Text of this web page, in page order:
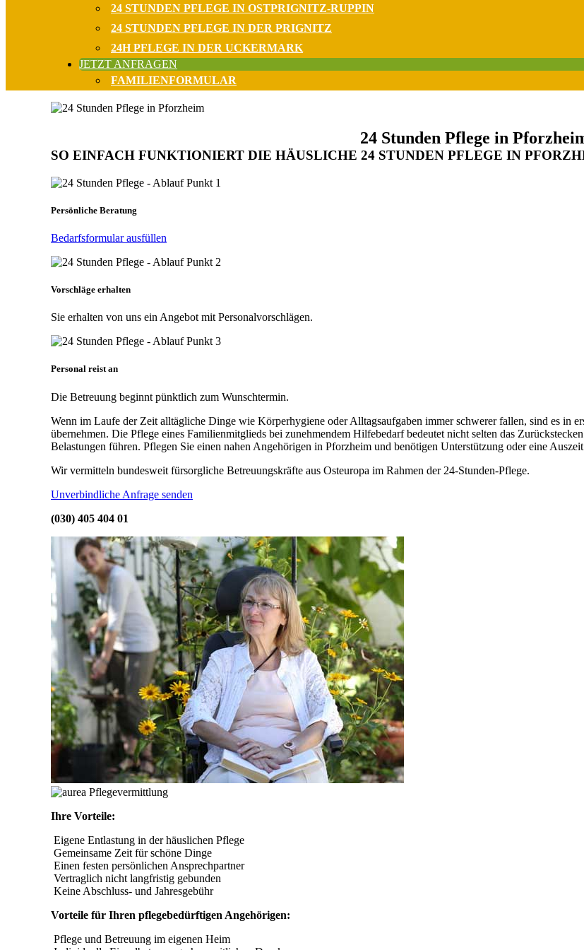
24 STUNDEN PFLEGE IN OSTPRIGNITZ-RUPPIN
24 STUNDEN PFLEGE IN DER PRIGNITZ
24H PFLEGE IN DER UCKERMARK
JETZT ANFRAGEN
FAMILIENFORMULAR
24 Stunden Pflege in
SO EINFACH FUNKTIONIERT DIE HÄUSLICHE 24 STUNDEN PFLEGE IN
Persönliche Beratung
Bedarfsformular ausfüllen
Vorschläge erhalten
Sie erhalten von uns ein Angebot mit Personalvorschlägen.
Personal reist an
Die Betreuung beginnt pünktlich zum Wunschtermin.
Wenn im Laufe der Zeit alltägliche Dinge wie Körperhygiene oder Alltagsaufgaben immer schwerer fallen, sind es in
übernehmen. Die Pflege eines Familienmitglieds bei zunehmendem Hilfebedarf bedeutet nicht selten das
Belastungen führen. Pflegen Sie einen nahen Angehörigen in Pforzheim und benötigen Unterstützung oder eine
Wir vermitteln bundesweit fürsorgliche Betreuungskräfte aus Osteuropa im Rahmen der 24-Stunden-Pflege.
Unverbindliche Anfrage senden
(030) 405 404 01
Ihre Vorteile:
Eigene Entlastung in der häuslichen Pflege
Gemeinsame Zeit für schöne Dinge
Einen festen persönlichen Ansprechpartner
Vertraglich nicht langfristig gebunden
Keine Abschluss- und Jahresgebühr
Vorteile für Ihren pflegebedürftigen Angehörigen:
Pflege und Betreuung im eigenen Heim